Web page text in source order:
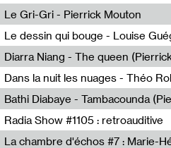
Pierrick Mouton
Le Gri-Gri - Pierrick Mouton
Pierrick Mouton
Le dessin qui bouge - Louise
Louise Guégan
Diarra Niang - The queen
Pierrick Mouton,Diarra Niang
Théo Robine-Langlois,LD Beat
Pierrick Mouton,Bathi Diabaye
Radia Show #1105 : retroauditive
Soundart Radio
La chambre d'échos #7 : Marie-